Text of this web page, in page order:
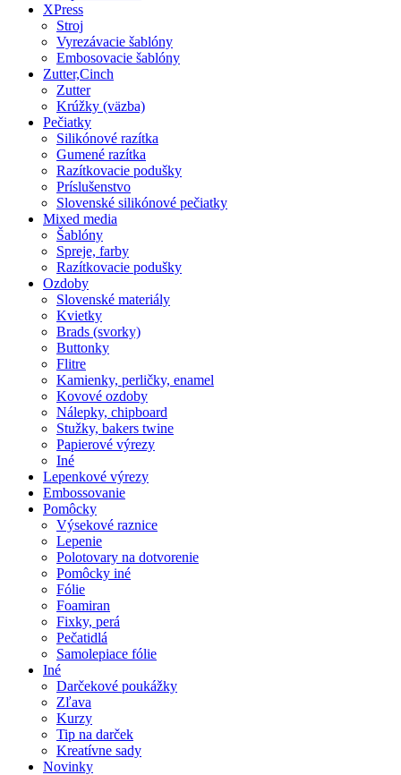
XPress
Stroj
Vyrezávacie šablóny
Embosovacie šablóny
Zutter,Cinch
Zutter
Krúžky (väzba)
Pečiatky
Silikónové razítka
Gumené razítka
Razítkovacie podušky
Príslušenstvo
Slovenské silikónové pečiatky
Mixed media
Šablóny
Spreje, farby
Razítkovacie podušky
Ozdoby
Slovenské materiály
Kvietky
Brads (svorky)
Buttonky
Flitre
Kamienky, perličky, enamel
Kovové ozdoby
Nálepky, chipboard
Stužky, bakers twine
Papierové výrezy
Iné
Lepenkové výrezy
Embossovanie
Pomôcky
Výsekové raznice
Lepenie
Polotovary na dotvorenie
Pomôcky iné
Fólie
Foamiran
Fixky, perá
Pečatidlá
Samolepiace fólie
Iné
Darčekové poukážky
Zľava
Kurzy
Tip na darček
Kreatívne sady
Novinky